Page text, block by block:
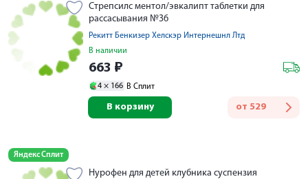
Стрепсилс ментол/эвкалипт таблетки для
рассасывания №36
Рекитт Бенкизер Хелскэр Интернешнл Лтд
В наличии
663 ₽
4 × 166 В Сплит
от 529
В корзину
Яндекс Сплит
Нурофен для детей клубника суспензия